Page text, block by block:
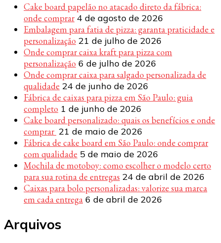
Cake board papelão no atacado direto da fábrica:
onde comprar 4 de agosto de 2026
Embalagem para fatia de pizza: garanta praticidade e
personalização 21 de julho de 2026
Onde comprar caixa kraft para pizza com
personalização 6 de julho de 2026
Onde comprar caixa para salgado personalizada de
qualidade 24 de junho de 2026
Fábrica de caixas para pizza em São Paulo: guia
completo 1 de junho de 2026
Cake board personalizado: quais os benefícios e onde
comprar 21 de maio de 2026
Fábrica de cake board em São Paulo: onde comprar
com qualidade 5 de maio de 2026
Mochila de motoboy: como escolher o modelo certo
para sua rotina de entregas 24 de abril de 2026
Caixas para bolo personalizadas: valorize sua marca
em cada entrega 6 de abril de 2026
Arquivos